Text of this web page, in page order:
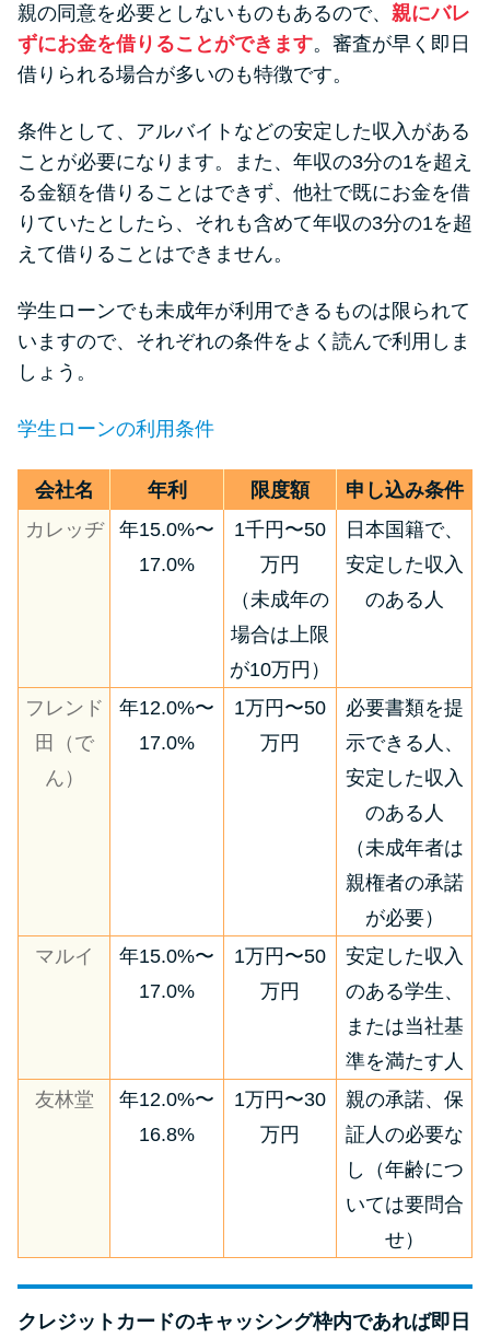
親の同意を必要としないものもあるので、 親にバレ
ずにお金を借りることができます。審査が早く即日
借りられる場合が多いのも特徴です。
条件として、アルバイトなどの安定した収入がある
ことが必要になります。また、年収の3分の1を超え
る金額を借りることはできず、他社で既にお金を借
りていたとしたら、それも含めて年収の3分の1を超
えて借りることはできません。
学生ローンでも未成年が利用できるものは限られて
いますので、それぞれの条件をよく読んで利用しま
しょう。
学生ローンの利用条件
会社名 年利 限度額
申し込み条件
カレッヂ
年15.0%〜
17.0%
1千円〜50
万円
（未成年の
場合は上限
が10万円）
日本国籍で、
安定した収入
のある人
フレンド
田（で
ん）
年12.0%〜
17.0%
1万円〜50
万円
必要書類を提
示できる人、
安定した収入
のある人
（未成年者は
親権者の承諾
が必要）
マルイ
年15.0%〜
17.0%
1万円〜50
万円
安定した収入
のある学生、
または当社基
準を満たす人
友林堂
年12.0%〜
16.8%
1万円〜30
万円
親の承諾、保
証人の必要な
し（年齢につ
いては要問合
せ）
クレジットカードのキャッシング枠内であれば即日